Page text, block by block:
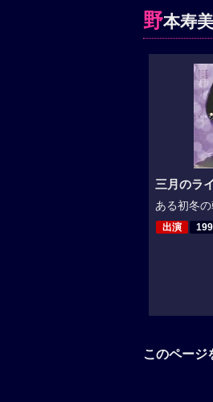
野本寿
三月のラ
ある初冬
出演
このページ